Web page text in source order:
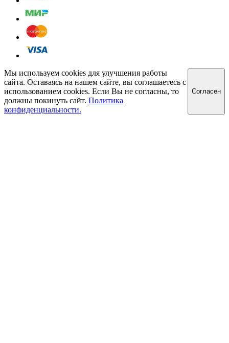
Мы используем cookies для улучшения работы
сайта. Оставаясь на нашем сайте, вы соглашаетесь с
использованием cookies. Если Вы не согласны, то
должны покинуть сайт. Политика
конфиденциальности.
Cогласен